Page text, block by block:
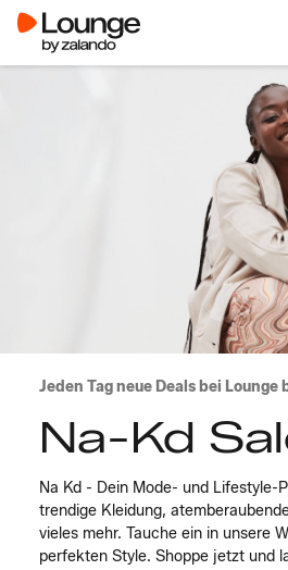
Jeden Tag neue Deals bei Lounge
Na-Kd
Na Kd - Dein Mode- und Lifestyle-
trendige Kleidung,
vieles mehr. Tauche ein in unsere
perfekten Style. Shoppe jetzt und